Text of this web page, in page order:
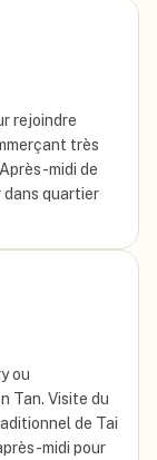
rejoindre
très
midi de
dans quartier
ou
Tan. Visite du
de Tai
midi pour